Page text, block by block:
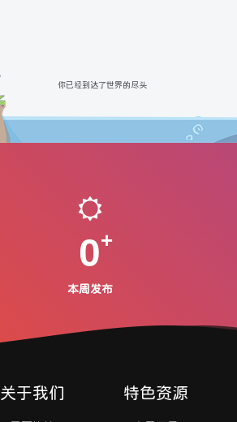
你已经到达了世界的尽头
0
本周发布
关于我们 特色资源